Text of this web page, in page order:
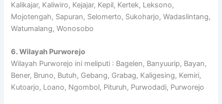
Kalikajar, Kaliwiro, Kejajar, Kepil, Kertek, Leksono,
Mojotengah, Sapuran, Selomerto, Sukoharjo, Wadaslintang,
Watumalang, Wonosobo
6. Wilayah Purworejo
Wilayah Purworejo ini meliputi : Bagelen, Banyuurip, Bayan,
Bener, Bruno, Butuh, Gebang, Grabag, Kaligesing, Kemiri,
Kutoarjo, Loano, Ngombol, Pituruh, Purwodadi, Purworejo